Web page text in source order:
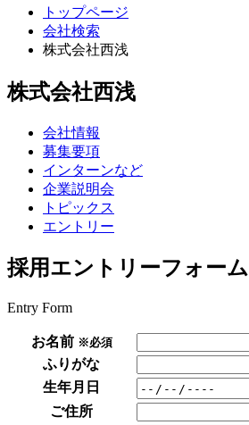
トップページ
会社検索
株式会社西浅
株式会社西浅
会社情報
募集要項
インターンなど
企業説明会
トピックス
エントリー
採用エントリーフォーム
Entry Form
お名前 ※必須
ふりがな
生年月日
ご住所